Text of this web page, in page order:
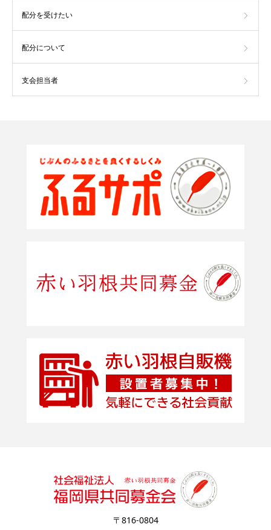
配分を受けたい
配分について
支会担当者
〒816-0804